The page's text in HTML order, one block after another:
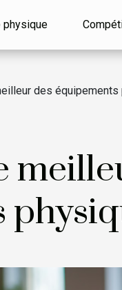
physique
des